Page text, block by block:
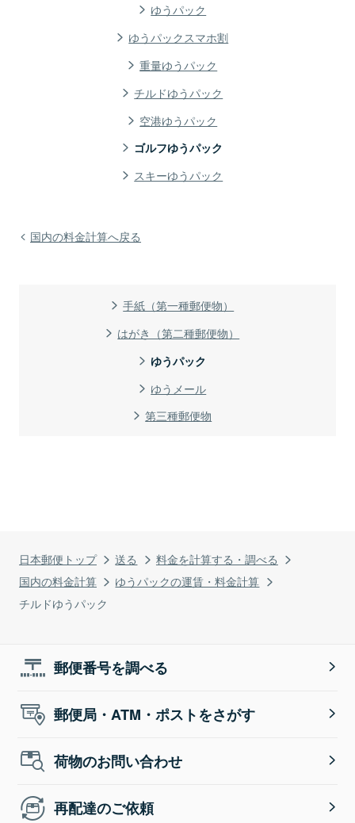
日本郵便トップ 送る
料金を計算する・調べる
国内の料金計算
ゆうパックの運賃・料金計算
チルドゆうパック
ゆうパック
ゆうパックスマホ割
重量ゆうパック
チルドゆうパック
空港ゆうパック
ゴルフゆうパック
スキーゆうパック
国内の料金計算へ戻る
手紙（第一種郵便物）
はがき（第二種郵便物）
ゆうパック
ゆうメール
第三種郵便物
郵便番号を調べる
郵便局・ATM・ポストをさがす
荷物のお問い合わせ
再配達のご依頼